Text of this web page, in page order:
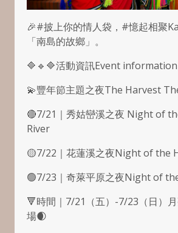
🎉#披上你的情人袋，#憶起相聚
「南島的故鄉」。
🔷🔹🔷活動資訊Event
💫豐年節主題之夜The Harvest
🔴7/21｜秀姑巒溪之夜 Night of
River
🟡7/22｜花蓮溪之夜Night of the
🟢7/23｜奇萊平原之夜Night of
🔻時間｜7/21（五）-7/23（日）
場🌒